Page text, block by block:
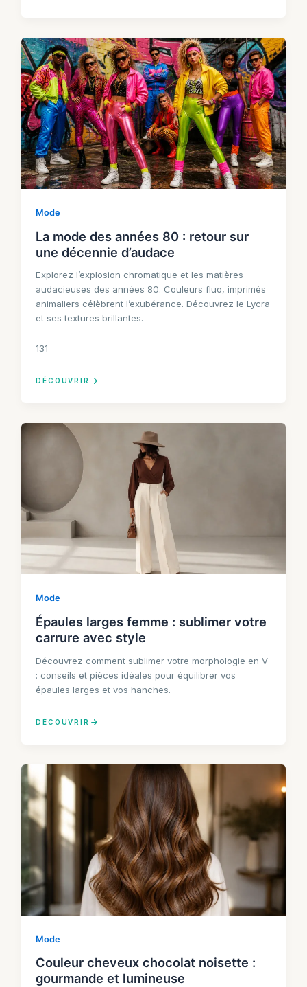
Mode
La mode des années 80 : retour sur
une décennie d’audace
Explorez l’explosion chromatique et les matières
audacieuses des années 80. Couleurs fluo, imprimés
animaliers célèbrent l’exubérance. Découvrez le Lycra
et ses textures brillantes.
131
DÉCOUVRIR
Mode
Épaules larges femme : sublimer votre
carrure avec style
Découvrez comment sublimer votre morphologie en V
: conseils et pièces idéales pour équilibrer vos
épaules larges et vos hanches.
DÉCOUVRIR
Mode
Couleur cheveux chocolat noisette :
gourmande et lumineuse